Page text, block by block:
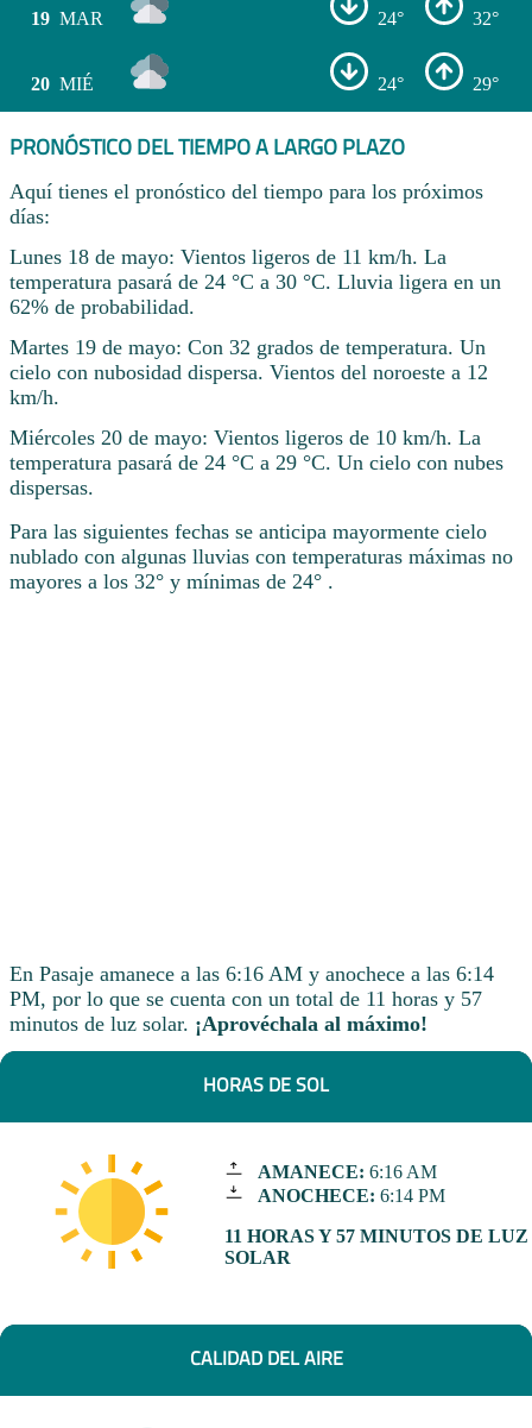
19 MAR 24° 32°
20 MIÉ 24° 29°
PRONÓSTICO DEL TIEMPO A LARGO PLAZO
Aquí tienes el pronóstico del tiempo para los próximos
días:
Lunes 18 de mayo: Vientos ligeros de 11 km/h. La
temperatura pasará de 24 °C a 30 °C. Lluvia ligera en un
62% de probabilidad.
Martes 19 de mayo: Con 32 grados de temperatura. Un
cielo con nubosidad dispersa. Vientos del noroeste a 12
km/h.
Miércoles 20 de mayo: Vientos ligeros de 10 km/h. La
temperatura pasará de 24 °C a 29 °C. Un cielo con nubes
dispersas.
Para las siguientes fechas se anticipa mayormente cielo
nublado con algunas lluvias con temperaturas máximas no
mayores a los 32° y mínimas de 24° .
En Pasaje amanece a las 6:16 AM y anochece a las 6:14
PM, por lo que se cuenta con un total de 11 horas y 57
minutos de luz solar. ¡Aprovéchala al máximo!
HORAS DE SOL
AMANECE: 6:16 AM
ANOCHECE: 6:14 PM
11 HORAS Y 57 MINUTOS DE LUZ
SOLAR
CALIDAD DEL AIRE